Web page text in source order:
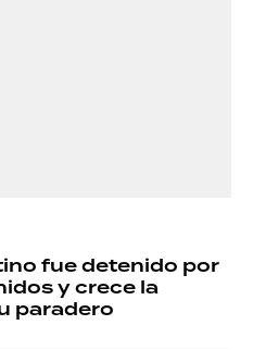
fue detenido por
y crece la
paradero